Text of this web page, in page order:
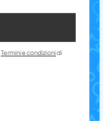
Termini e condizionidi